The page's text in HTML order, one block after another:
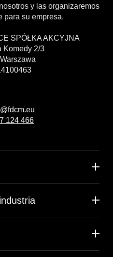
y las organizaremos
para su empresa.
SPÓŁKA AKCYJNA
Komedy 2/3
124 466